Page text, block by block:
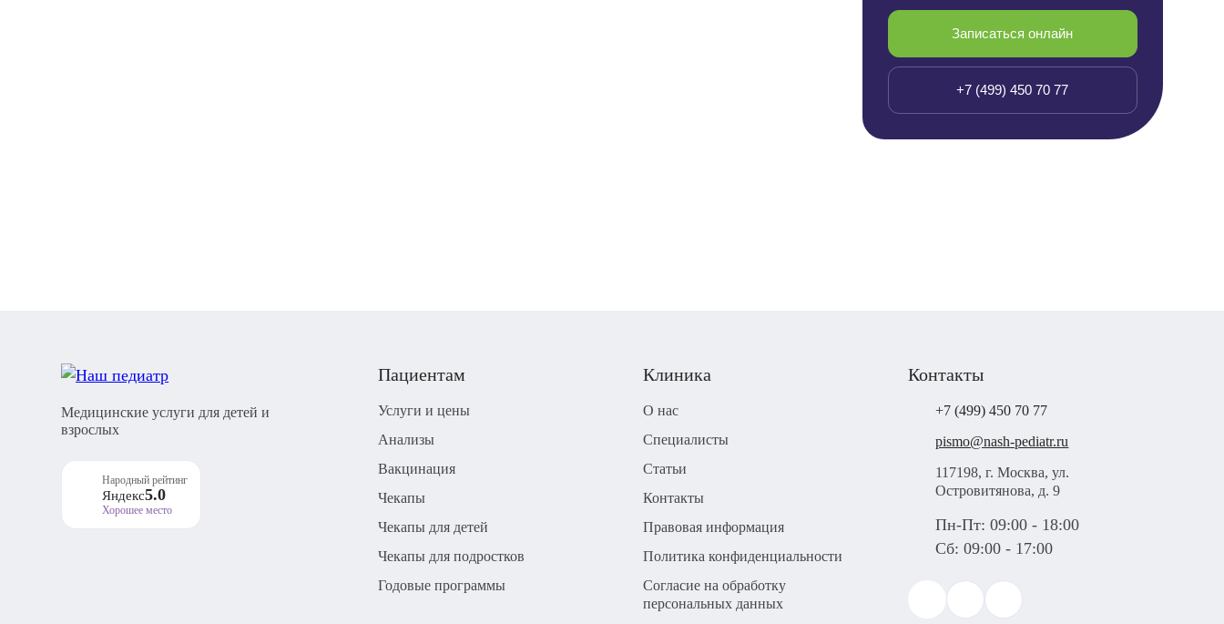
Записаться онлайн
+7 (499) 450 70 77
Медицинские услуги для детей и
взрослых
Народный рейтинг
Яндекс5.0
Хорошее место
Пациентам
Услуги и цены
Анализы
Вакцинация
Чекапы
Чекапы для детей
Чекапы для подростков
Годовые программы
Клиника
О нас
Специалисты
Статьи
Контакты
Правовая информация
Политика конфиденциальности
Согласие на обработку
персональных данных
Контакты
+7 (499) 450 70 77
pismo@nash-pediatr.ru
117198, г. Москва, ул.
Островитянова, д. 9
Пн-Пт: 09:00 - 18:00
Сб: 09:00 - 17:00